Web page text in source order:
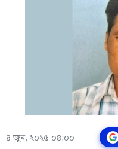
৪ জুন, ২০২৫ ০৪:০০